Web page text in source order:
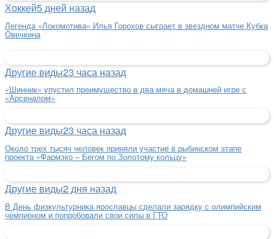
Хоккей5 дней назад
Легенда «Локомотива» Илья Горохов сыграет в звездном матче Кубка
Овечкина
Другие виды23 часа назад
«Шинник» упустил преимущество в два мяча в домашней игре с
«Арсеналом»
Другие виды23 часа назад
Около трех тысяч человек приняли участие в рыбинском этапе
проекта «Фармэко – Бегом по Золотому кольцу»
Другие виды2 дня назад
В День физкультурника ярославцы сделали зарядку с олимпийским
чемпионом и попробовали свои силы в ГТО